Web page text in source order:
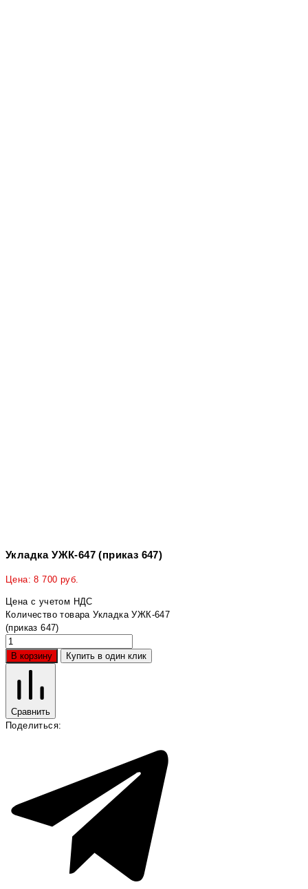
Укладка УЖК-647 (приказ 647)
Цена:8 700 руб.
Цена с учетом НДС
Количество товара Укладка УЖК-647
(приказ 647)
В корзину Купить в один клик
Сравнить
Поделиться: